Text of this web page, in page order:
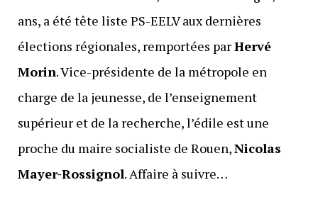
ans, a été tête liste PS-EELV aux dernières
élections régionales, remportées parHervé
Morin. Vice-présidente de la métropole en
charge de la jeunesse, de l’enseignement
supérieur et de la recherche, l’édile est une
proche du maire socialiste de Rouen,Nicolas
Mayer-Rossignol. Affaire à suivre…